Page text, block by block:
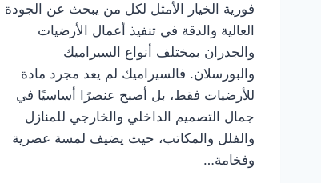
فورية الخيار الأمثل لكل من يبحث عن الجودة
العالية والدقة في تنفيذ أعمال الأرضيات
والجدران بمختلف أنواع السيراميك
والبورسلان. فالسيراميك لم يعد مجرد مادة
للأرضيات فقط، بل أصبح عنصرًا أساسيًا في
جمال التصميم الداخلي والخارجي للمنازل
والفلل والمكاتب، حيث يضيف لمسة عصرية
وفخامة…